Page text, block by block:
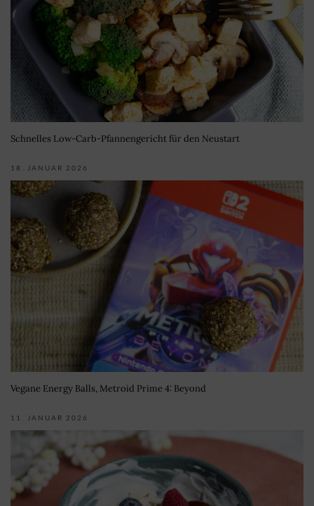
Schnelles Low-Carb-Pfannengericht für den Neustart
18. JANUAR 2026
Vegane Energy Balls, Metroid Prime 4: Beyond
11. JANUAR 2026